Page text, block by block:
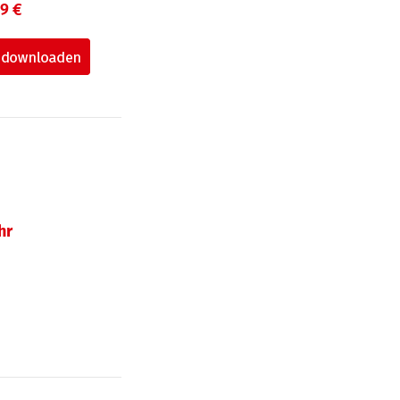
€